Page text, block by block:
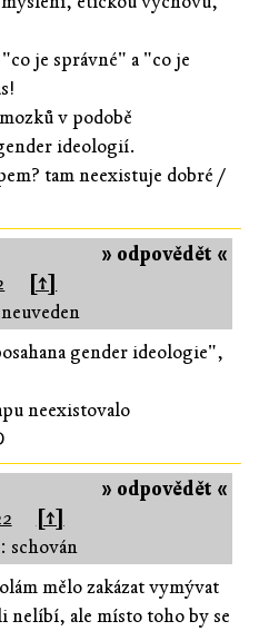
je správné" a "co je
v podobě
ideologií.
tam neexistuje dobré /
» odpovědět «
[↑]
gender ideologie",
neexistovalo
» odpovědět «
[↑]
schován
mělo zakázat vymývat
nelíbí, ale místo toho by se